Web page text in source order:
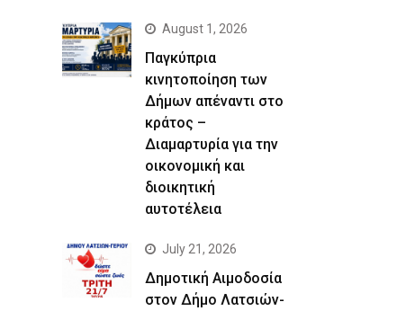
August 1, 2026
Παγκύπρια
κινητοποίηση των
Δήμων απέναντι στο
κράτος –
Διαμαρτυρία για την
οικονομική και
διοικητική
αυτοτέλεια
July 21, 2026
Δημοτική Αιμοδοσία
στον Δήμο Λατσιών-